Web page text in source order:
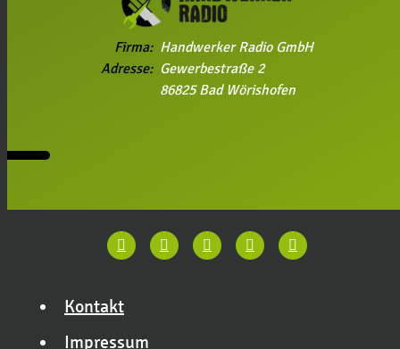
Firma: Handwerker Radio GmbH
Adresse: Gewerbestraße 2
86825 Bad Wörishofen
Kontakt
Impressum